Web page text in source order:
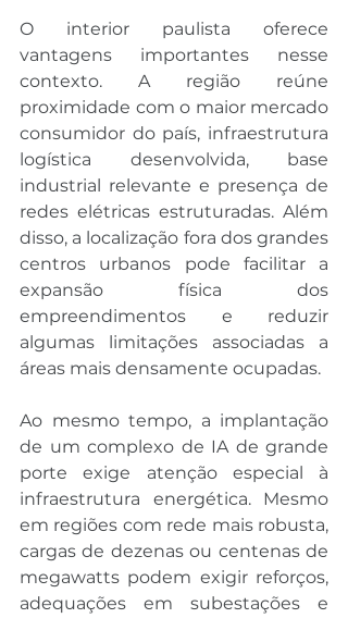
O interior paulista oferece
vantagens importantes nesse
contexto. A região reúne
proximidade com o maior mercado
consumidor do país, infraestrutura
logística desenvolvida, base
industrial relevante e presença de
redes elétricas estruturadas. Além
disso, a localização fora dos grandes
centros urbanos pode facilitar a
expansão física dos
empreendimentos e reduzir
algumas limitações associadas a
áreas mais densamente ocupadas.
Ao mesmo tempo, a implantação
de um complexo de IA de grande
porte exige atenção especial à
infraestrutura energética. Mesmo
em regiões com rede mais robusta,
cargas de dezenas ou centenas de
megawatts podem exigir reforços,
adequações em subestações e